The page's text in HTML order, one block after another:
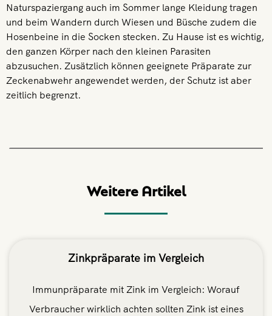
Naturspaziergang auch im Sommer lange Kleidung tragen
und beim Wandern durch Wiesen und Büsche zudem die
Hosenbeine in die Socken stecken. Zu Hause ist es wichtig,
den ganzen Körper nach den kleinen Parasiten
abzusuchen. Zusätzlich können geeignete Präparate zur
Zeckenabwehr angewendet werden, der Schutz ist aber
zeitlich begrenzt.
Weitere Artikel
Zinkpräparate im Vergleich
Immunpräparate mit Zink im Vergleich: Worauf
Verbraucher wirklich achten sollten Zink ist eines